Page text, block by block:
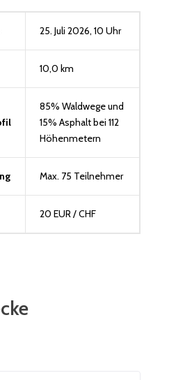
25. Juli 2026, 10 Uhr
10,0 km
85% Waldwege und
15% Asphalt bei 112
Höhenmetern
Max. 75 Teilnehmer
20 EUR / CHF